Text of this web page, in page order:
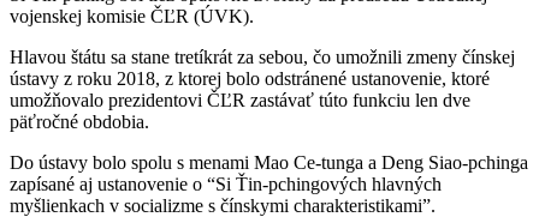
vojenskej komisie ČĽR (ÚVK).
Hlavou štátu sa stane tretíkrát za sebou, čo umožnili zmeny čínskej
ústavy z roku 2018, z ktorej bolo odstránené ustanovenie, ktoré
umožňovalo prezidentovi ČĽR zastávať túto funkciu len dve
päťročné obdobia.
Do ústavy bolo spolu s menami Mao Ce-tunga a Deng Siao-pchinga
zapísané aj ustanovenie o “Si Ťin-pchingových hlavných
myšlienkach v socializme s čínskymi charakteristikami”.